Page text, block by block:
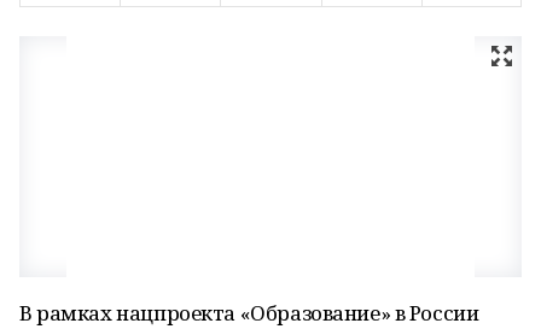
В рамках нацпроекта «Образование» в России